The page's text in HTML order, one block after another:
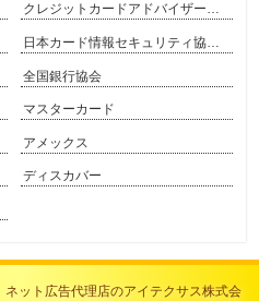
クレジットカードアドバイザー協会
日本カード情報セキュリティ協議会
全国銀行協会
マスターカード
アメックス
ディスカバー
ネット広告代理店のアイテクサス株式会